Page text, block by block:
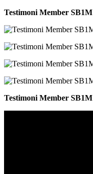
Testimoni Member SB1M
Testimoni Member SB1M